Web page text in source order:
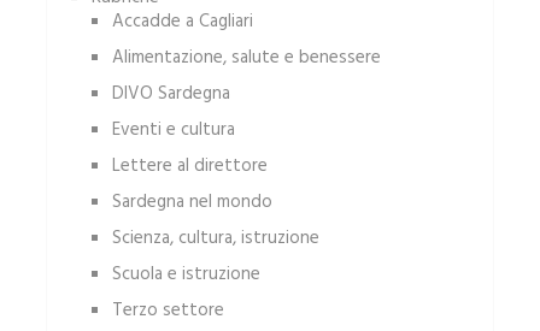
Accadde a Cagliari
Alimentazione, salute e benessere
DIVO Sardegna
Eventi e cultura
Lettere al direttore
Sardegna nel mondo
Scienza, cultura, istruzione
Scuola e istruzione
Terzo settore